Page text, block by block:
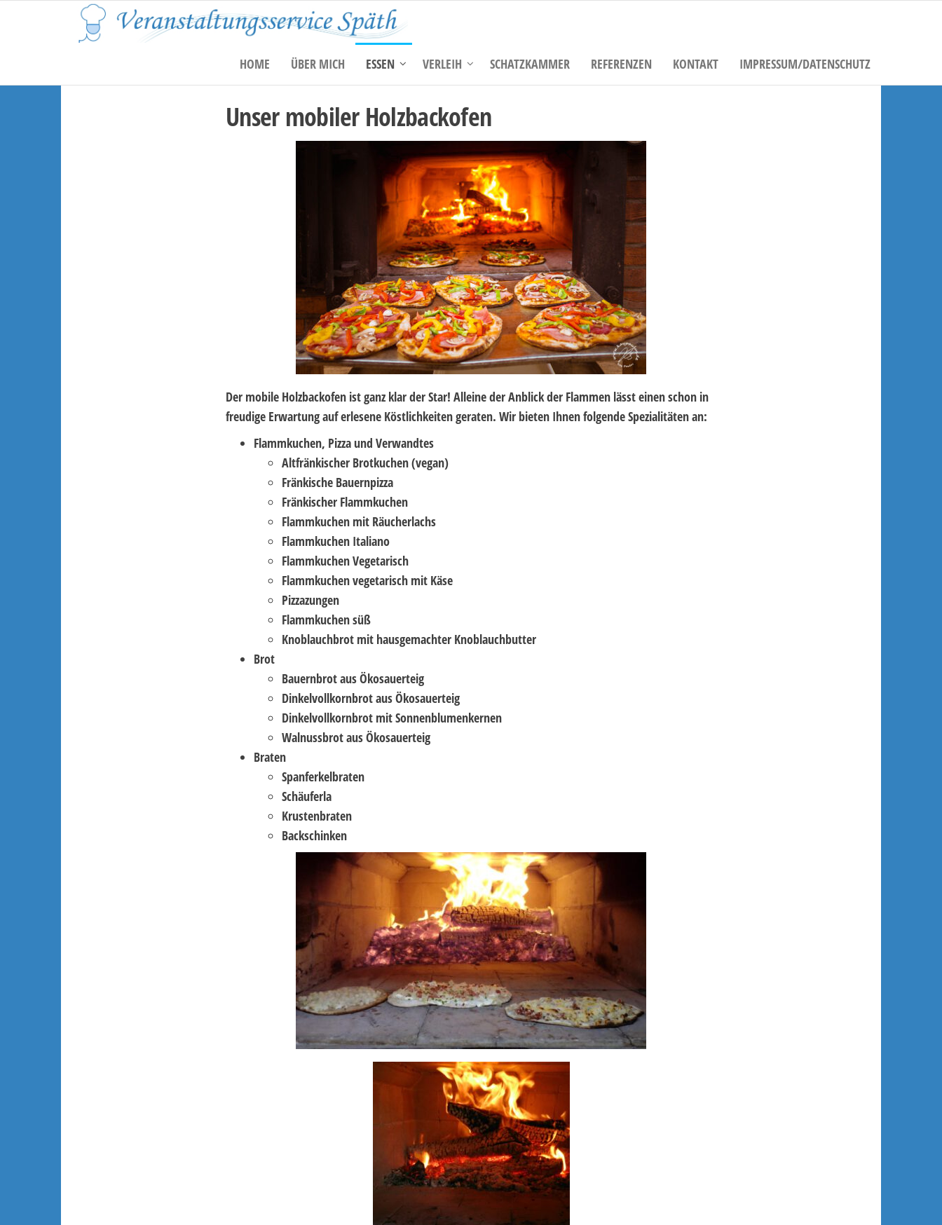
HOME ÜBER MICH ESSEN VERLEIH SCHATZKAMMER REFERENZEN KONTAKT IMPRESSUM/DATENSCHUTZ
Unser mobiler Holzbackofen
Der mobile Holzbackofen ist ganz klar der Star! Alleine der Anblick der Flammen lässt einen schon in
freudige Erwartung auf erlesene Köstlichkeiten geraten. Wir bieten Ihnen folgende Spezialitäten an:
Flammkuchen, Pizza und Verwandtes
Altfränkischer Brotkuchen (vegan)
Fränkische Bauernpizza
Fränkischer Flammkuchen
Flammkuchen mit Räucherlachs
Flammkuchen Italiano
Flammkuchen Vegetarisch
Flammkuchen vegetarisch mit Käse
Pizzazungen
Flammkuchen süß
Knoblauchbrot mit hausgemachter Knoblauchbutter
Brot
Bauernbrot aus Ökosauerteig
Dinkelvollkornbrot aus Ökosauerteig
Dinkelvollkornbrot mit Sonnenblumenkernen
Walnussbrot aus Ökosauerteig
Braten
Spanferkelbraten
Schäuferla
Krustenbraten
Backschinken